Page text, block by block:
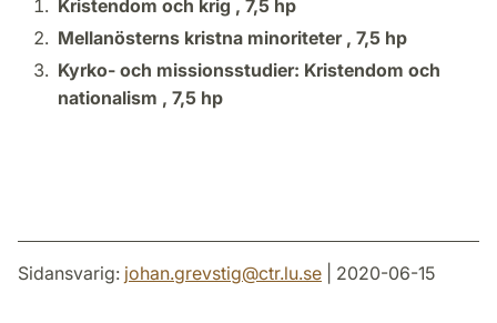
Kristendom och krig , 7,5 hp
Mellanösterns kristna minoriteter , 7,5 hp
Kyrko- och missionsstudier: Kristendom och
nationalism , 7,5 hp
Sidansvarig: johan.grevstig@ctr.lu.se | 2020-06-15